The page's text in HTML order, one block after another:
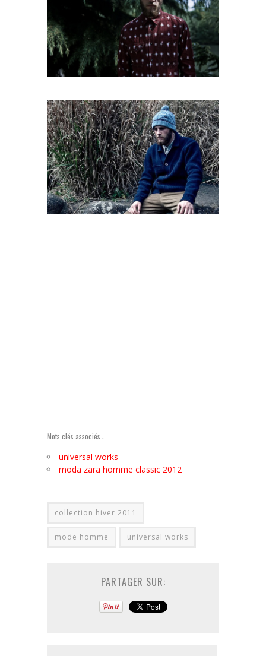
Mots clés associés :
universal works
moda zara homme classic 2012
collection hiver 2011
mode homme universal works
PARTAGER SUR: